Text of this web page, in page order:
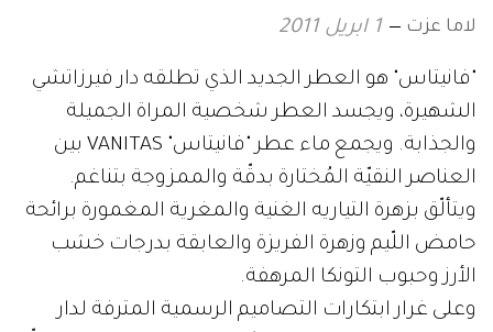
لاما عزت 1 ابريل 2011
"فانيتاس" هو العطر الجديد الذي تطلقه دار فيرزاتشي
الشهيرة، ويجسد العطر شخصية المراة الجميلة
والجذابة. ويجمع ماء عطر "فانيتاس" VANITAS بين
العناصر النقيّة المُختارة بدقّة والممزوجة بتناغم.
ويتألّق بزهرة التياريه الغنية والمغرية المغمورة برائحة
حامض اللّيم وزهرة الفريزة والعابقة بدرجات خشب
الأرز وحبوب التونكا المرهفة.
وعلى غرار ابتكارات التصاميم الرسمية المترفة لدار